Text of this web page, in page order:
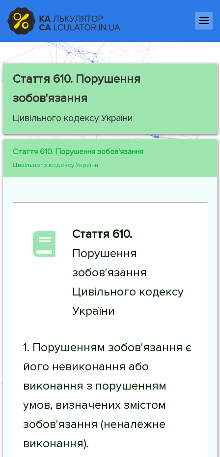
Стаття 610. Порушення
зобов'язання
Цивільного кодексу України
Стаття 610. Порушення зобов'язання
Цивільного кодексу України
Стаття 610.
Порушення
зобов'язання
Цивільного кодексу
України
1. Порушенням зобов'язання є
його невиконання або
виконання з порушенням
умов, визначених змістом
зобов'язання (неналежне
виконання).